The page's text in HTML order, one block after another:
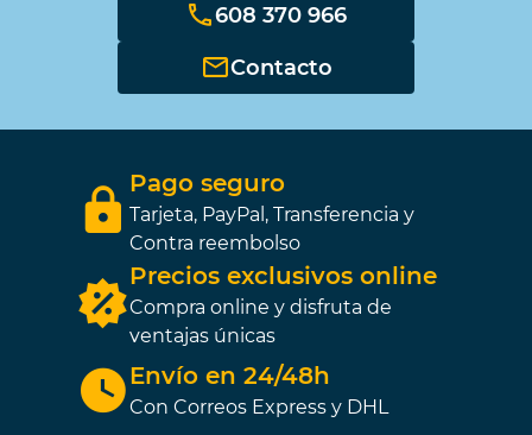
608 370 966
Contacto
Pago seguro
Tarjeta, PayPal, Transferencia y
Contra reembolso
Precios exclusivos online
Compra online y disfruta de
ventajas únicas
Envío en 24/48h
Con Correos Express y DHL